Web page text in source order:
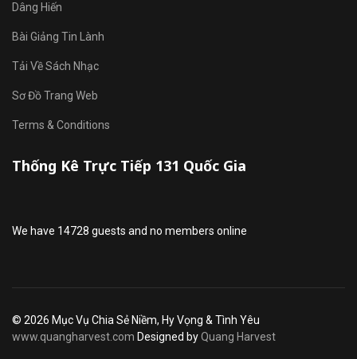
Dâng Hiến
Bài Giảng Tin Lành
Tải Về Sách Nhạc
Sơ Đồ Trang Web
Terms & Conditions
Thống Kê Trực Tiếp 131 Quốc Gia
We have 14728 guests and no members online
© 2026 Mục Vụ Chia Sẻ Niềm, Hy Vọng & Tình Yêu
www.quangharvest.com Designed byQuang Harvest